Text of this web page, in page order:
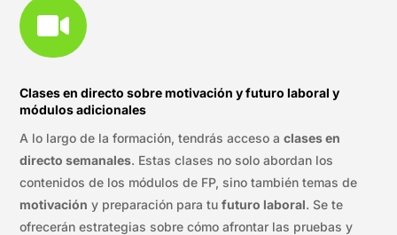

Clases en directo sobre motivación y futuro laboral y
módulos adicionales
A lo largo de la formación, tendrás acceso aclases en
directo semanales. Estas clases no solo abordan los
contenidos de los módulos de FP, sino también temas de
motivación y preparación para tufuturo laboral. Se te
ofrecerán estrategias sobre cómo afrontar las pruebas y